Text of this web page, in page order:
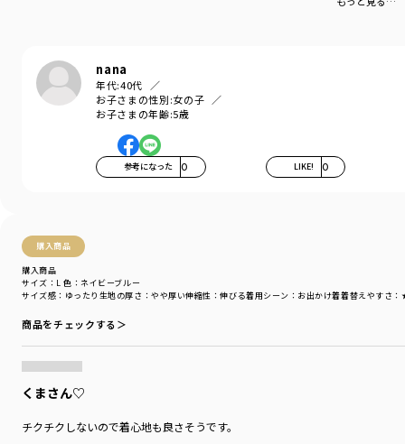
nana
年代:40代
お子さまの性別:女の子
お子さまの年齢:5歳
参考になった 0 LIKE! 0
購入商品
購入商品
サイズ感 ：ゆったり 生地の厚さ ：やや厚い伸縮性 ：伸びる着用シーン ：お出かけ着着替えやすさ
サイズ：L 色：ネイビーブルー
商品をチェックする＞
くまさん♡
チクチクしないので着心地も良さそうです。
商品番号